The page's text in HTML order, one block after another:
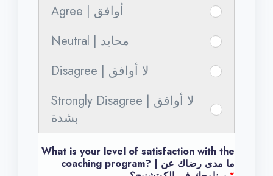
ع
ن
ي
ا
ك
و
ت
ش
Agree | أوافق
س
ا
ع
د
ن
ي
ا
ل
ك
و
Neutral | محايد
س
ا
ع
ن
ي
ا
ل
Disagree | لا أوافق
س
ع
ي
Strongly Disagree | لا أوافق
بشدة
س
ا
ع
د
What is your level of satisfaction with the
coaching program? | ما مدى رضاك عن